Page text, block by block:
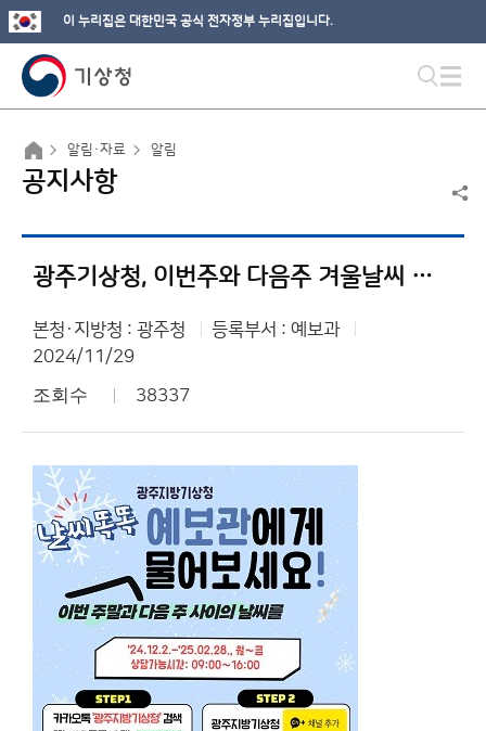
이 누리집은 대한민국 공식 전자정부 누리집입니다.
알림·자료 알림
공지사항
광주기상청, 이번주와 다음주 겨울날씨 예보관에게 물어보세요!
본청·지방청 : 광주청
등록부서 : 예보과
2024/11/29
조회수 38337